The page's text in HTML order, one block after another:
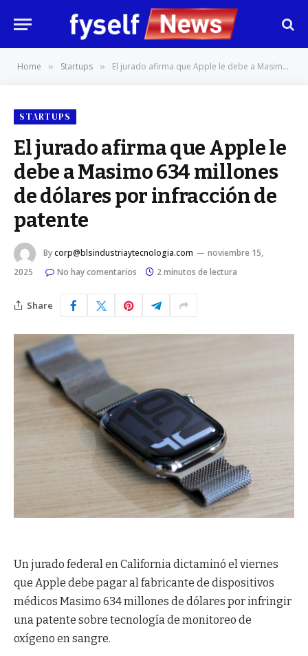
Home » Startups » El jurado afirma que Apple le debe a Masimo 634 millones de dólares por infracción de patente
STARTUPS
El jurado afirma que Apple le
debe a Masimo 634 millones
de dólares por infracción de
patente
Bycorp@blsindustriaytecnologia.com
noviembre 15,
2025
No hay comentarios 2 minutos de lectura
Share
Un jurado federal en California dictaminó el viernes
que Apple debe pagar al fabricante de dispositivos
médicos Masimo 634 millones de dólares por infringir
una patente sobre tecnología de monitoreo de
oxígeno en sangre.